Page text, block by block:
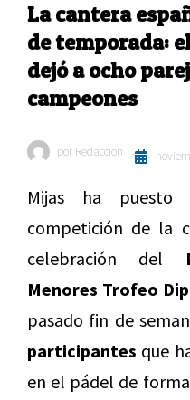
La cantera
de temporada:
dejó a ocho
campeones
por Redaccion
Mijas ha
competición de la
celebración del
Menores Trofeo
pasado fin de
participantes que
en el pádel de